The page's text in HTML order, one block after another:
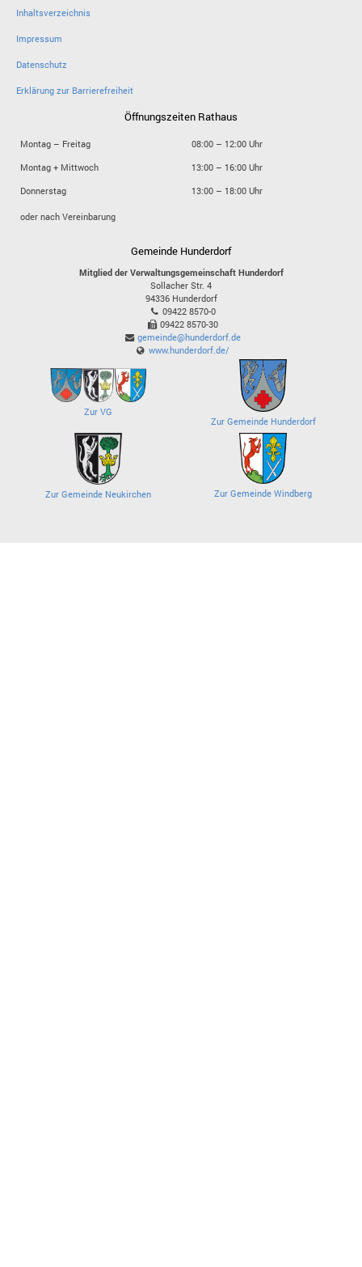
Inhaltsverzeichnis
Impressum
Datenschutz
Erklärung zur Barrierefreiheit
Öffnungszeiten Rathaus
Montag – Freitag
08:00 – 12:00 Uhr
Montag + Mittwoch
13:00 – 16:00 Uhr
Donnerstag
13:00 – 18:00 Uhr
oder nach Vereinbarung
Gemeinde Hunderdorf
Mitglied der Verwaltungsgemeinschaft Hunderdorf
Sollacher Str. 4
94336 Hunderdorf
09422 8570-0
09422 8570-30
gemeinde@hunderdorf.de
www.hunderdorf.de/
Zur VG
Zur Gemeinde Hunderdorf
Zur Gemeinde Neukirchen Zur Gemeinde Windberg